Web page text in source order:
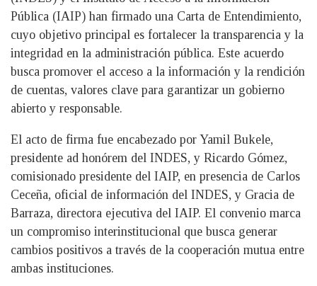
Pública (IAIP) han firmado una Carta de Entendimiento,
cuyo objetivo principal es fortalecer la transparencia y la
integridad en la administración pública. Este acuerdo
busca promover el acceso a la información y la rendición
de cuentas, valores clave para garantizar un gobierno
abierto y responsable.
El acto de firma fue encabezado por Yamil Bukele,
presidente ad honórem del INDES, y Ricardo Gómez,
comisionado presidente del IAIP, en presencia de Carlos
Ceceña, oficial de información del INDES, y Gracia de
Barraza, directora ejecutiva del IAIP. El convenio marca
un compromiso interinstitucional que busca generar
cambios positivos a través de la cooperación mutua entre
ambas instituciones.